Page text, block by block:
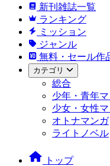
新刊雑誌一覧
ランキング
ミッション
ジャンル
無料・セール作
カテゴリ
総合
少年・青年
少女・女性
オトナマンガ
ライトノベル
トップ